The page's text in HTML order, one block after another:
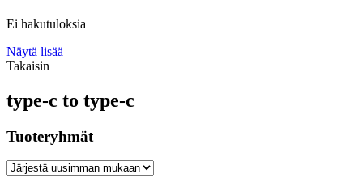
Ei hakutuloksia
Näytä lisää
Takaisin
type-c to type-c
Tuoteryhmät